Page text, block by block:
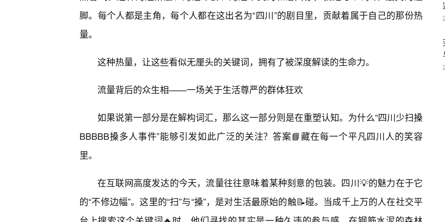
脚。每个人都是主角，每个人都在这出名为“四川”的剧目里，贡献着属于自己的那份热
量。
这种热量，让这些看似无厘头的关键词，拥有了被深度解读的生命力。
流量背后的众生相——一场关于生活尊严的群体狂欢
如果说第一部分是在解构词汇，那么这一部分则是在重塑认知。为什么“四川少扫搡
BBBBB搡多人事件”能够引发如此广泛的关注？答案📘藏在每一个平凡四川人的笑容
里。
在互联网高度发达的今天，流量往往意味着某种刻意的包装。四川💡的魅力在于它
的“不修边幅”。这里的“扫”与“搡”，是对生活最原始的触📝碰。当成千上万的人在社交平